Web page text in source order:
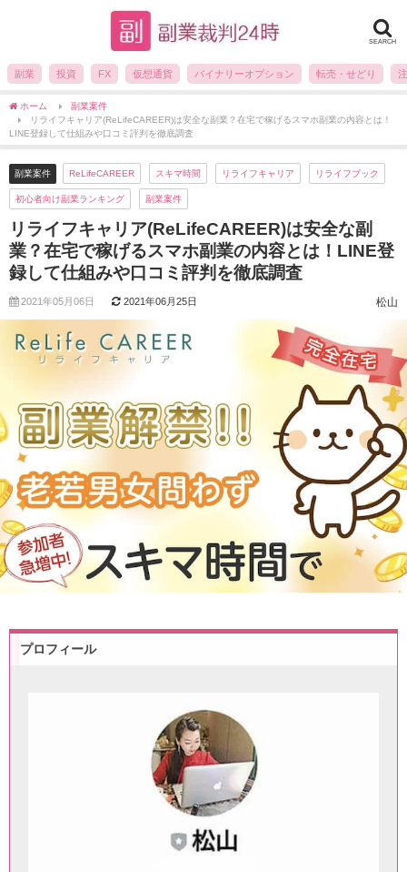
SEARCH
副業 投資 FX 仮想通貨 バイナリーオプション 転売・せどり
ホーム
副業案件
リライフキャリア(ReLifeCAREER)は安全な副業？在宅で稼げるスマホ副業の内容とは！
LINE登録して仕組みや口コミ評判を徹底調査
副業案件 ReLifeCAREER スキマ時間 リライフキャリア リライフブック
初心者向け副業ランキング 副業案件
リライフキャリア(ReLifeCAREER)は安全な副
業？在宅で稼げるスマホ副業の内容とは！LINE登
録して仕組みや口コミ評判を徹底調査
2021年05月06日 2021年06月25日 松山
プロフィール